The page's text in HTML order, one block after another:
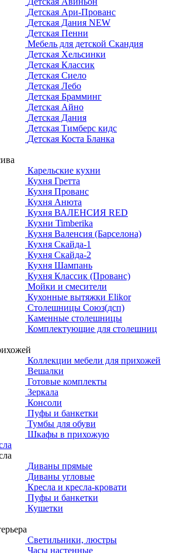
Детская Ари-Прованс
Детская Дания NEW
Детская Пенни
Мебель для детской Скандия
Детская Хельсинки
Детская Классик
Детская Сиело
Детская Лебо
Детская Брамминг
Детская Айно
Детская Дания
Детская Тимберс кидс
Детская Коста Бланка
Карельские кухни
Кухня Гретта
Кухня Прованс
Кухня Анюта
Кухня ВАЛЕНСИЯ RED
Кухни Timberika
Кухня Валенсия (Барселона)
Кухня Скайда-1
Кухня Скайда-2
Кухня Шампань
Кухня Классик (Прованс)
Мойки и смесители
Кухонные вытяжки Elikor
Столешницы Союз(дсп)
Каменные столешницы
Комплектующие для столешниц
Коллекции мебели для прихожей
Вешалки
Готовые комплекты
Зеркала
Консоли
Пуфы и банкетки
Тумбы для обуви
Шкафы в прихожую
Диваны прямые
Диваны угловые
Кресла и кресла-кровати
Пуфы и банкетки
Кушетки
Светильники, люстры
Часы настенные